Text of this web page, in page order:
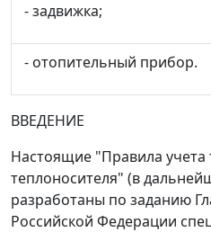
- задвижка;
- отопительный прибор.
ВВЕДЕНИЕ
Настоящие "Правила учета
теплоносителя" (в
разработаны по заданию
Российской Федерации